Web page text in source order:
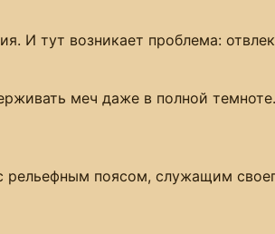
И тут возникает проблема:
меч даже в полной темноте.
рельефным поясом, служащим